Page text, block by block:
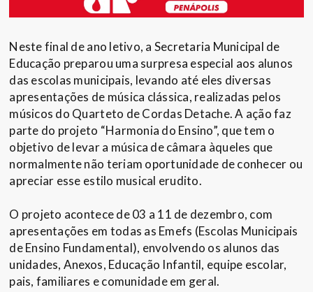
Neste final de ano letivo, a Secretaria Municipal de
Educação preparou uma surpresa especial aos alunos
das escolas municipais, levando até eles diversas
apresentações de música clássica, realizadas pelos
músicos do Quarteto de Cordas Detache. A ação faz
parte do projeto “Harmonia do Ensino”, que tem o
objetivo de levar a música de câmara àqueles que
normalmente não teriam oportunidade de conhecer ou
apreciar esse estilo musical erudito.
O projeto acontece de 03 a 11 de dezembro, com
apresentações em todas as Emefs (Escolas Municipais
de Ensino Fundamental), envolvendo os alunos das
unidades, Anexos, Educação Infantil, equipe escolar,
pais, familiares e comunidade em geral.